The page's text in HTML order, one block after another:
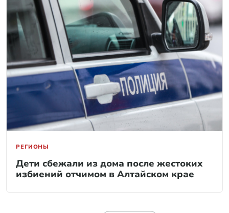
РЕГИОНЫ
Дети сбежали из дома после жестоких
избиений отчимом в Алтайском крае